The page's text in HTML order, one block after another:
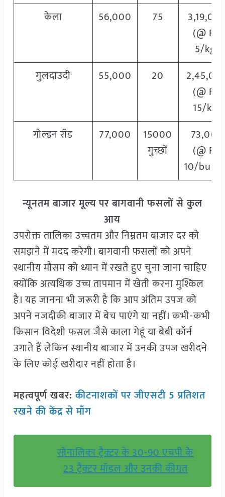
केला
56,000 75
(@ Rs.
5/kg)
गुलदाउदी
55,000 20
(@ Rs.
15/kg)
गोल्डन रॉड
77,000
15000
गुच्छों
73,000
(@ Rs.
10/
न्यूनतम बाजार मूल्य पर बागवानी फसलों से कुल
आय
उपरोक्त तालिका उच्चतम और निम्नतम बाजार दर को
समझने में मदद करेगी। बागवानी फसलों को अपने
स्थानीय मौसम को ध्यान में रखते हुए चुना जाना चाहिए
क्योंकि अत्यधिक उच्च तापमान में खेती करना मुश्किल
है। यह जानना भी जरूरी है कि आप अंतिम उपज को
अपने नजदीकी बाजार में बेच पाएंगे या नहीं। कभी-कभी
किसान विदेशी फसल जैसे काला गेहूं या बेबी कॉर्न
उगाते हैं लेकिन स्थानीय बाजार में उनकी उपज खरीदने
के लिए कोई खरीदार नहीं होता है।
महत्वपूर्ण खबर:कीटनाशकों पर जीएसटी 5 प्रतिशत
रखने की केंद्र से माँग
सोनालिका ट्रैक्टर के 30-90 एचपी के
23 ट्रैक्टर मॉडल और उनकी कीमत